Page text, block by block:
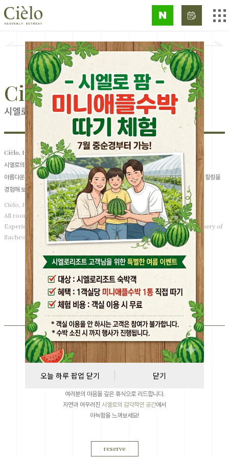
01 /
Cièlo
시엘로
Cièlo, Heavenly Retreat!
시엘로의 모든 객실은 천국에서 처럼 편안한 쉼을 드립니다.
아름다운 남해를 품은 사천 비토섬의 환상적인 풍광속에서의 편안한 휴식을 통해 진정한 힐링을
경험해 보세요!
Cièlo, Heavenly Retreat!
All rooms in Cielo give you a comfortable rest like in heaven.
Experience true healing through a relaxing break in the fantastic scenery of
Sacheon Vito Island with beautiful South Sea!
modern interior
place
Minimal & Sensual
화이트&우드톤의 인테리어
속 아기자기한 라탄 가구들이
감각적이고 편안한 분위기를 자아내
여러분의 마음을 깊은 휴식으로 리드합니다.
자연과 어우러진 시엘로의 감각적인 공간에서
아늑함을 느껴보세요!
reserve
오늘 하루 팝업 닫기 닫기